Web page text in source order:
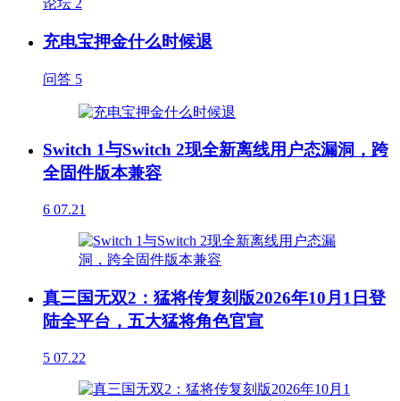
论坛 2
充电宝押金什么时候退
问答 5
Switch 1与Switch 2现全新离线用户态漏洞，跨
全固件版本兼容
6 07.21
真三国无双2：猛将传复刻版2026年10月1日登
陆全平台，五大猛将角色官宣
5 07.22